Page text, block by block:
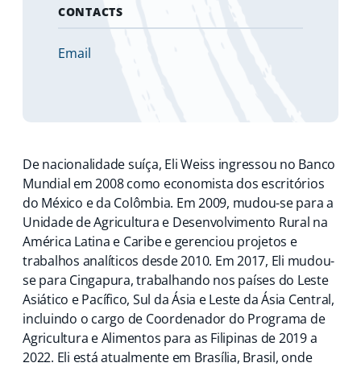
CONTACTS
Email
De nacionalidade suíça, Eli Weiss ingressou no Banco
Mundial em 2008 como economista dos escritórios
do México e da Colômbia. Em 2009, mudou-se para a
Unidade de Agricultura e Desenvolvimento Rural na
América Latina e Caribe e gerenciou projetos e
trabalhos analíticos desde 2010. Em 2017, Eli mudou-
se para Cingapura, trabalhando nos países do Leste
Asiático e Pacífico, Sul da Ásia e Leste da Ásia Central,
incluindo o cargo de Coordenador do Programa de
Agricultura e Alimentos para as Filipinas de 2019 a
2022. Eli está atualmente em Brasília, Brasil, onde